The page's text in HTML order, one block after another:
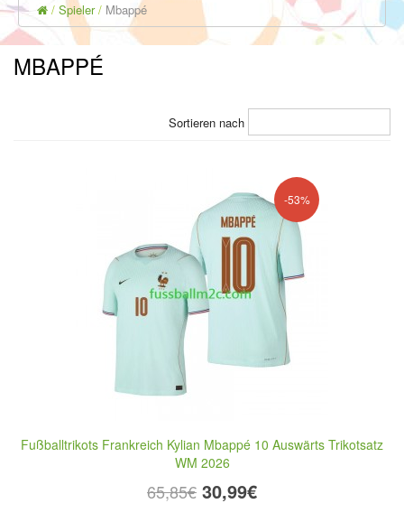
Spieler Mbappé
MBAPPÉ
Sortieren nach
-53%
Fußballtrikots Frankreich Kylian Mbappé 10 Auswärts Trikotsatz
WM 2026
65,85€ 30,99€